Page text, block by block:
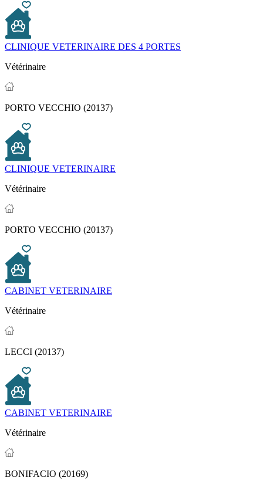
CLINIQUE VETERINAIRE DES 4 PORTES
Vétérinaire
PORTO VECCHIO (20137)
CLINIQUE VETERINAIRE
Vétérinaire
PORTO VECCHIO (20137)
CABINET VETERINAIRE
Vétérinaire
LECCI (20137)
CABINET VETERINAIRE
Vétérinaire
BONIFACIO (20169)